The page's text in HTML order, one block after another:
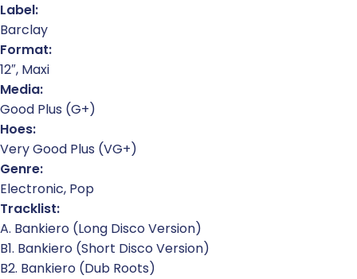
Label:
Barclay
Format:
12″, Maxi
Media:
Good Plus (G+)
Hoes:
Very Good Plus (VG+)
Genre:
Electronic, Pop
Tracklist:
A. Bankiero (Long Disco Version)
B1. Bankiero (Short Disco Version)
B2. Bankiero (Dub Roots)